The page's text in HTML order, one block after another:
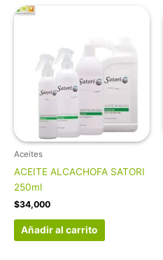
Aceites
ACEITE ALCACHOFA SATORI
250ml
$34,000
Añadir al carrito